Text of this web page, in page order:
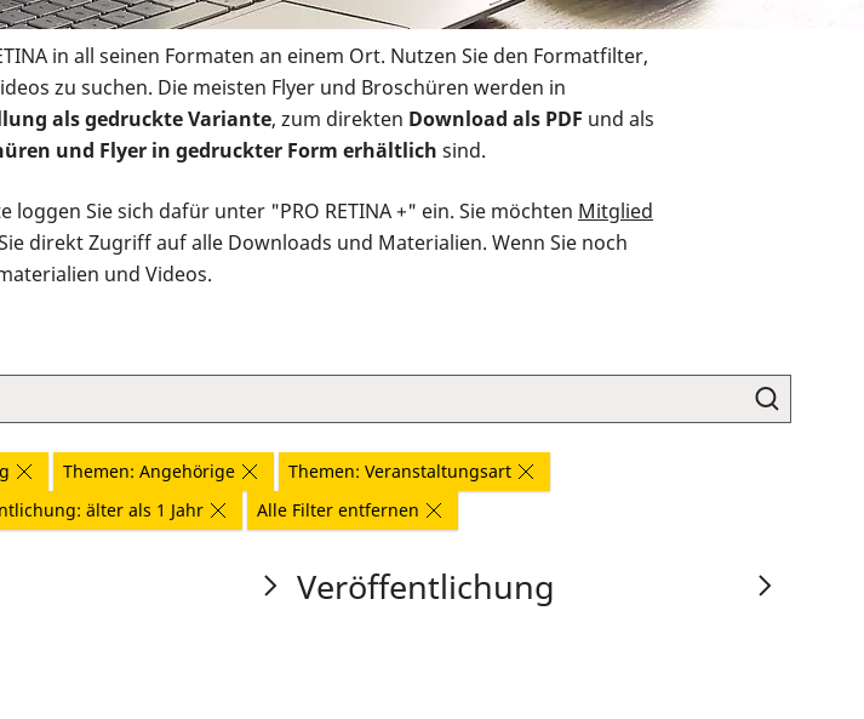
in all seinen Formaten an einem Ort. Nutzen Sie den Formatfilter,
zu suchen. Die meisten Flyer und Broschüren werden in
als gedruckte Variante, zum direkten Download als PDF und als
und Flyer in gedruckter Form erhältlich sind.
loggen Sie sich dafür unter "PRO RETINA +" ein. Sie möchten Mitglied
direkt Zugriff auf alle Downloads und Materialien. Wenn Sie noch
und Videos.
Themen: Angehörige
Themen: Veranstaltungsart
älter als 1 Jahr Alle Filter entfernen
Veröffentlichung